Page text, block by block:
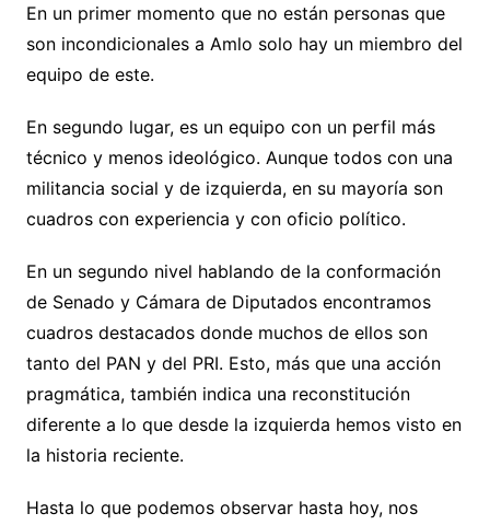
En un primer momento que no están personas que
son incondicionales a Amlo solo hay un miembro del
equipo de este.
En segundo lugar, es un equipo con un perfil más
técnico y menos ideológico. Aunque todos con una
militancia social y de izquierda, en su mayoría son
cuadros con experiencia y con oficio político.
En un segundo nivel hablando de la conformación
de Senado y Cámara de Diputados encontramos
cuadros destacados donde muchos de ellos son
tanto del PAN y del PRI. Esto, más que una acción
pragmática, también indica una reconstitución
diferente a lo que desde la izquierda hemos visto en
la historia reciente.
Hasta lo que podemos observar hasta hoy, nos